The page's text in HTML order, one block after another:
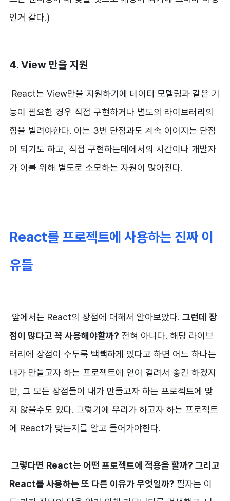
인거 같다.)
4. View 만을 지원
React는 View만을 지원하기에 데이터 모델링과 같은 기
능이 필요한 경우 직접 구현하거나 별도의 라이브러리의
힘을 빌려야한다. 이는 3번 단점과도 계속 이어지는 단점
이 되기도 하고, 직접 구현하는데에서의 시간이나 개발자
가 이를 위해 별도로 소모하는 자원이 많아진다.
React를 프로젝트에 사용하는 진짜 이
유들
앞에서는 React의 장점에 대해서 알아보았다. 그런데 장
점이 많다고 꼭 사용해야할까? 전혀 아니다. 해당 라이브
러리에 장점이 수두룩 빽빽하게 있다고 하면 어느 하나는
내가 만들고자 하는 프로젝트에 얻어 걸려서 좋긴 하겠지
만, 그 모든 장점들이 내가 만들고자 하는 프로젝트에 맞
지 않을수도 있다. 그렇기에 우리가 하고자 하는 프로젝트
에 React가 맞는지를 알고 들어가야한다.
그렇다면 React는 어떤 프로젝트에 적용을 할까? 그리고
React를 사용하는 또 다른 이유가 무엇일까? 필자는 이